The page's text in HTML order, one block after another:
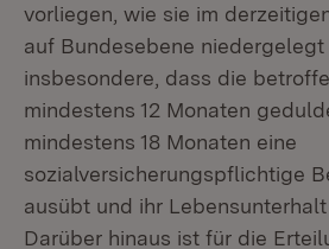
vorliegen, wie sie im
auf Bundesebene
insbesondere, dass die
mindestens 12 Monaten
mindestens 18 Monaten eine
sozialversicherungspflichtige
ausübt und ihr
Darüber hinaus ist für die